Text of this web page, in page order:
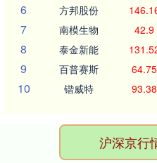
6 方邦股份
7 南模生物 42.9
8 泰金新能
9 百普赛斯 64.75
10 锴威特 93.38
沪深京行